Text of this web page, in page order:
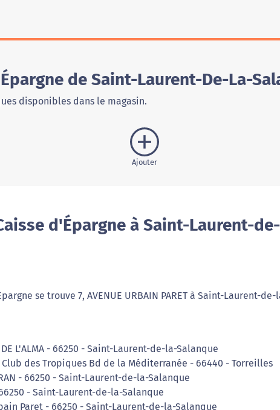
de Saint-Laurent-De-La-
disponibles dans le magasin.
Ajouter
d'Épargne à Saint-Laurent-
se trouve 7, AVENUE URBAIN PARET à Saint-Laurent-de-
L'ALMA - 66250 - Saint-Laurent-de-la-Salanque
des Tropiques Bd de la Méditerranée - 66440 - Torreilles
- 66250 - Saint-Laurent-de-la-Salanque
- Saint-Laurent-de-la-Salanque
Paret - 66250 - Saint-Laurent-de-la-Salanque